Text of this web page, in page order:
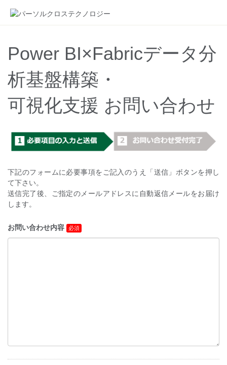
Power BI×Fabricデータ分
析基盤構築・
可視化支援 お問い合わせ
下記のフォームに必要事項をご記入のうえ「送信」ボタンを押し
て下さい。
送信完了後、ご指定のメールアドレスに自動返信メールをお届け
します。
お問い合わせ内容